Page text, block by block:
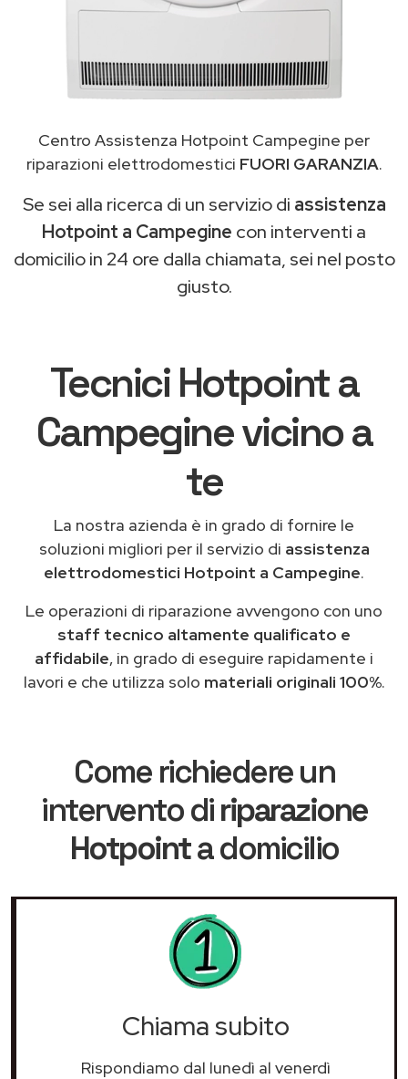
Centro Assistenza Hotpoint Campegine per
riparazioni elettrodomestici FUORI GARANZIA.
Se sei alla ricerca di un servizio di assistenza
Hotpoint a Campegine con interventi a
domicilio in 24 ore dalla chiamata, sei nel posto
giusto.
Tecnici Hotpoint a
Campegine vicino a
te
La nostra azienda è in grado di fornire le
soluzioni migliori per il servizio di assistenza
elettrodomestici Hotpoint a Campegine.
Le operazioni di riparazione avvengono con uno
staff tecnico altamente qualificato e
affidabile, in grado di eseguire rapidamente i
lavori e che utilizza solo materiali originali 100%.
Come richiedere un
intervento diriparazione
Hotpointa domicilio
Chiama subito
Rispondiamo dal lunedì al venerdì